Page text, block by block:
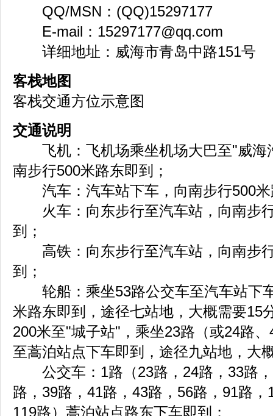
QQ/MSN：(QQ)15297177
E-mail： 15297177@qq.com
详细地址：威海市青岛中路151号
客栈地图
客栈交通方位示意图
交通说明
飞机：飞机场乘坐机场大巴至"威海
南步行500米路东即到；
汽车：汽车站下车，向南步行500米
火车：向东步行至汽车站，向南步
到；
高铁：向东步行至汽车站，向南步
到；
轮船：乘坐53路公交车至汽车站下
米路东即到，途径七站地，大概需要15
200米至"城子站"，乘坐23路（或24路
至蒿泊站点下车即到，途径九站地，大
公交车：1路（23路，24路，33路，
路，39路，41路，43路，56路，91路，
119路）蒿泊站点路东下车即到；